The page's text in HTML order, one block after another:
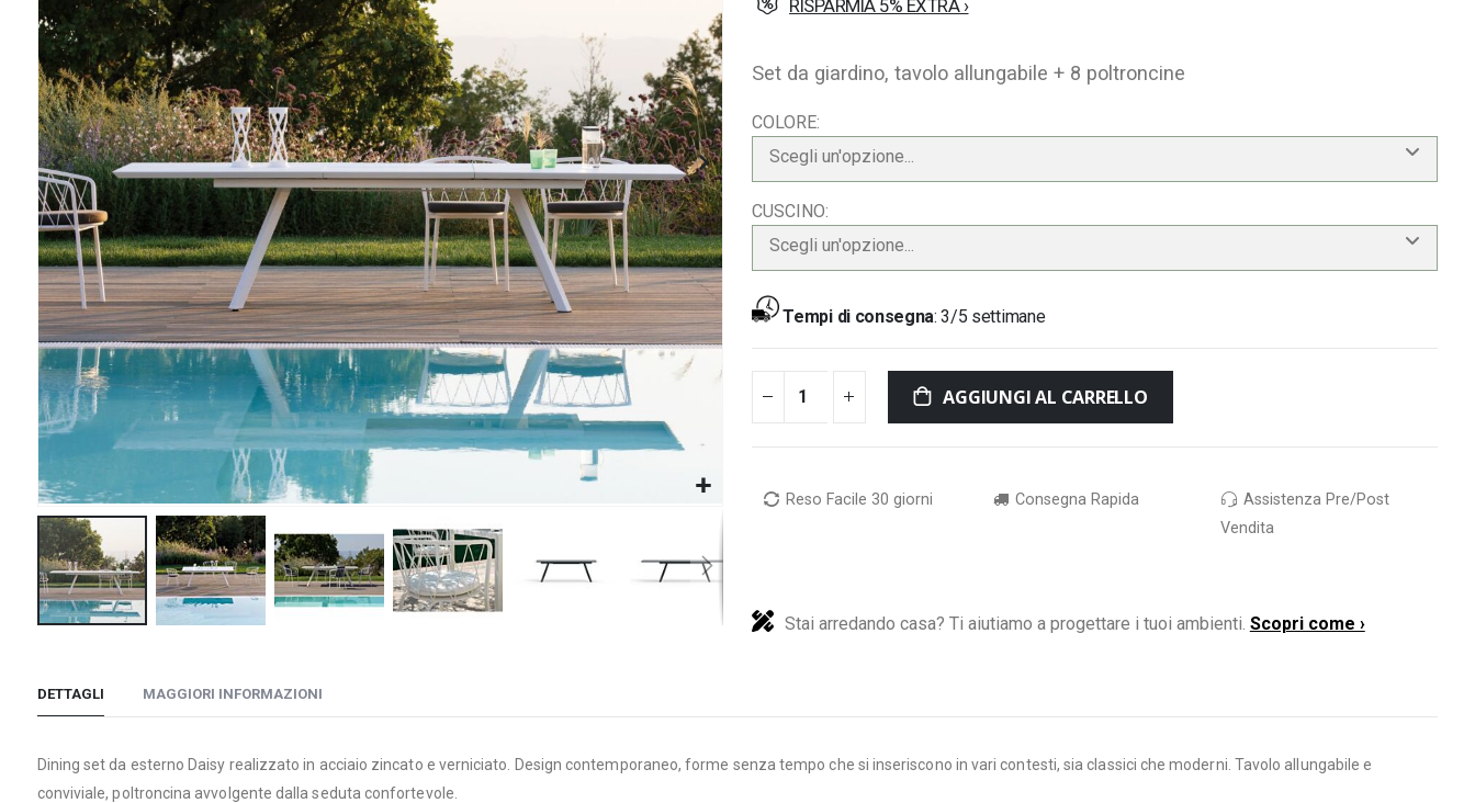
della
galleria
immagini
RISPARMIA 5% EXTRA ›
Set da giardino, tavolo allungabile + 8 poltroncine
COLORE
Scegli un'opzione...
CUSCINO
Scegli un'opzione...
Tempi di consegna:3/5 settimane
AGGIUNGI AL CARRELLO
Reso Facile 30 giorni Consegna Rapida
Assistenza Pre/Post
Vendita
Stai arredando casa? Ti aiutiamo a progettare i tuoi ambienti. Scopri come ›
DETTAGLI
Dining set da esterno Daisy realizzato in acciaio zincato e verniciato. Design contemporaneo, forme senza tempo che si inseriscono in vari contesti, sia classici che moderni. Tavolo allungabile e
conviviale, poltroncina avvolgente dalla seduta confortevole.
MAGGIORI INFORMAZIONI